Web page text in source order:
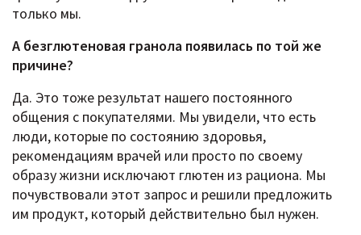
только мы.
А безглютеновая гранола появилась по той же
причине?
Да. Это тоже результат нашего постоянного
общения с покупателями. Мы увидели, что есть
люди, которые по состоянию здоровья,
рекомендациям врачей или просто по своему
образу жизни исключают глютен из рациона. Мы
почувствовали этот запрос и решили предложить
им продукт, который действительно был нужен.